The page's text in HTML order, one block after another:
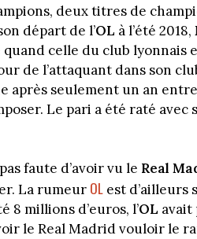
deux titres de
départ de l’OL à l’été 2018,
celle du club lyonnais
de l’attaquant dans son
après seulement un an
Le pari a été raté
faute d’avoir vu le Real
La rumeur OL est d’ailleurs
8 millions d’euros, l’OL avait
le Real Madrid vouloir le